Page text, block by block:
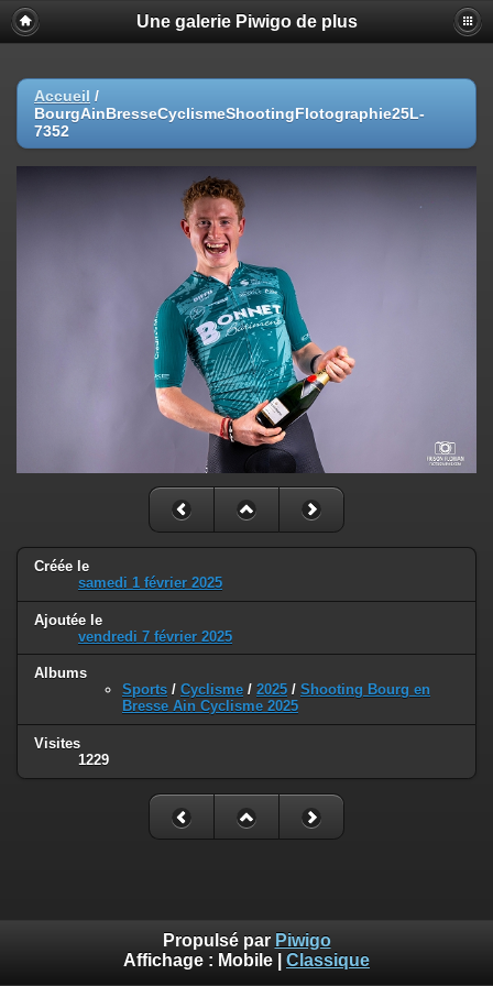
Une galerie Piwigo de plus
Accueil /
BourgAinBresseCyclismeShootingFlotographie25L-
7352
Créée le
samedi 1 février 2025
Ajoutée le
vendredi 7 février 2025
Albums
Sports / Cyclisme / 2025 / Shooting Bourg en
Bresse Ain Cyclisme 2025
Visites
1229
Propulsé par Piwigo
Affichage : Mobile Classique